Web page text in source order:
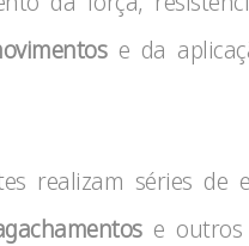
e da
realizam séries de
e outros